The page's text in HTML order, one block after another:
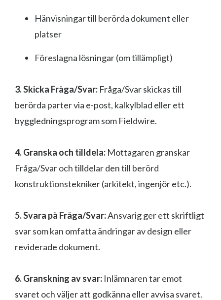
Hänvisningar till berörda dokument eller
platser
Föreslagna lösningar (om tillämpligt)
3. Skicka Fråga/Svar: Fråga/Svar skickas till
berörda parter via e-post, kalkylblad eller ett
byggledningsprogram som Fieldwire.
4. Granska och tilldela: Mottagaren granskar
Fråga/Svar och tilldelar den till berörd
konstruktionstekniker (arkitekt, ingenjör etc.).
5. Svara på Fråga/Svar:Ansvarig ger ett skriftligt
svar som kan omfatta ändringar av design eller
reviderade dokument.
6. Granskning av svar: Inlämnaren tar emot
svaret och väljer att godkänna eller avvisa svaret.